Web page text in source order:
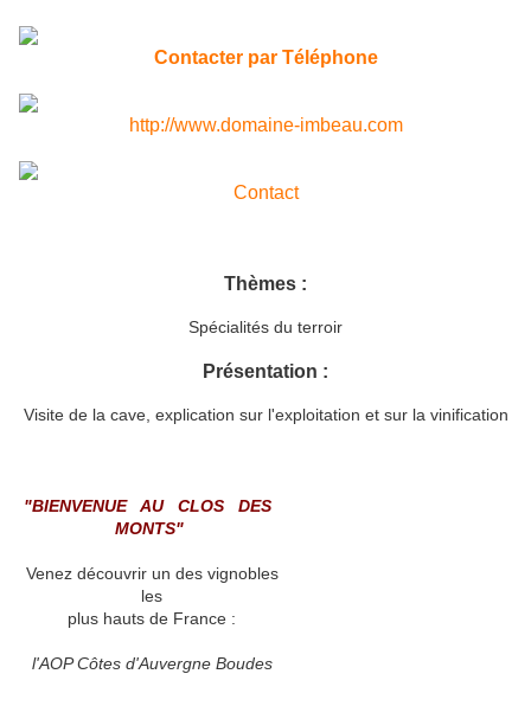
Contacter par Téléphone
http://www.domaine-imbeau.com
Contact
Thèmes :
Spécialités du terroir
Présentation :
Visite de la cave, explication sur l'exploitation et sur la vinification
"BIENVENUE AU CLOS DES
MONTS"
Venez découvrir un des vignobles
les
plus hauts de France :
l'AOP Côtes d'Auvergne Boudes